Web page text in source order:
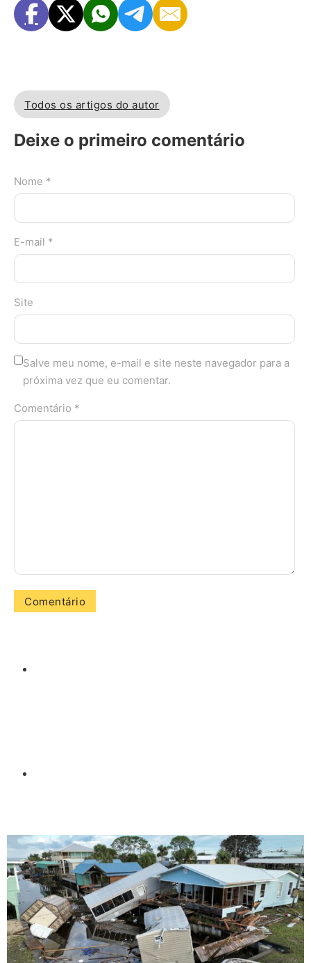
Todos os artigos do autor
Deixe o primeiro comentário
Nome *
E-mail *
Site
Salve meu nome, e-mail e site neste navegador para a
próxima vez que eu comentar.
Comentário *